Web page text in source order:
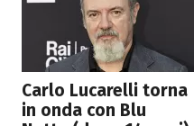
Carlo Lucarelli torna
in onda con Blu